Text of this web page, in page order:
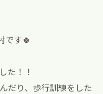
です🍀
た！！
だり、歩行訓練をした